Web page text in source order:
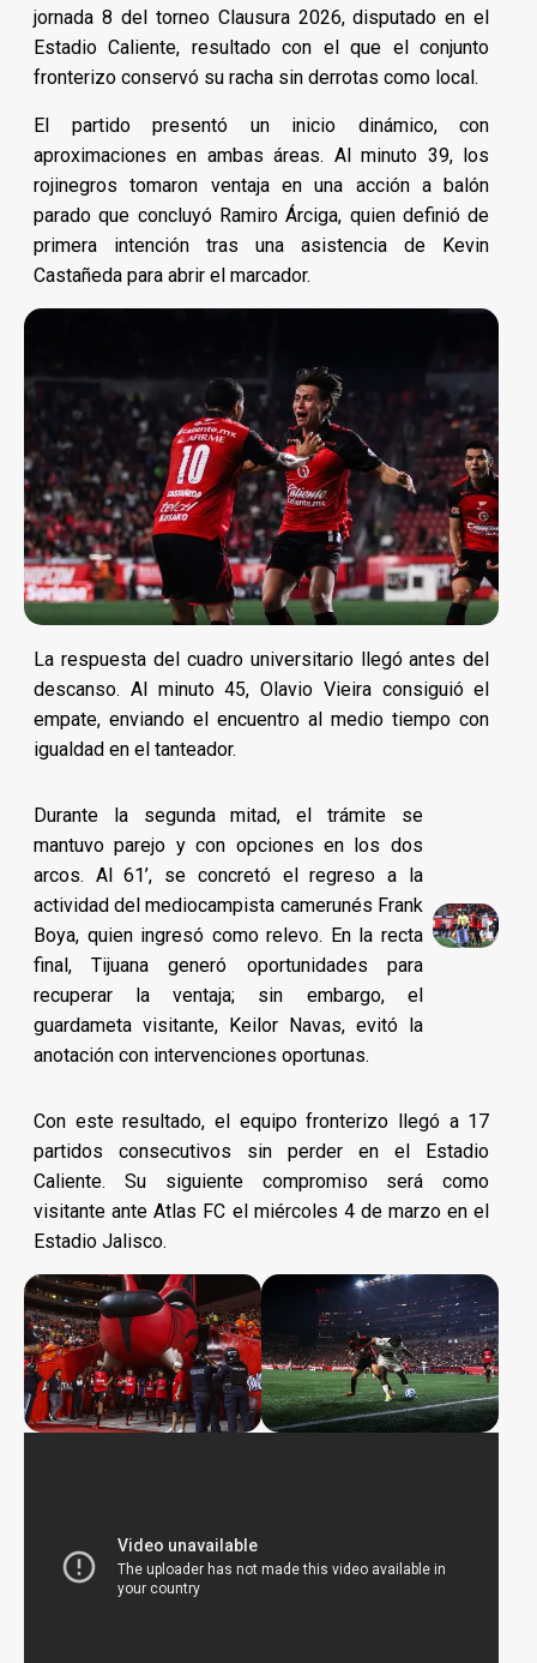
jornada 8 del torneo Clausura 2026, disputado en el
Estadio Caliente, resultado con el que el conjunto
fronterizo conservó su racha sin derrotas como local.
El partido presentó un inicio dinámico, con
aproximaciones en ambas áreas. Al minuto 39, los
rojinegros tomaron ventaja en una acción a balón
parado que concluyó Ramiro Árciga, quien definió de
primera intención tras una asistencia de Kevin
Castañeda para abrir el marcador.
La respuesta del cuadro universitario llegó antes del
descanso. Al minuto 45, Olavio Vieira consiguió el
empate, enviando el encuentro al medio tiempo con
igualdad en el tanteador.
Durante la segunda mitad, el trámite se
mantuvo parejo y con opciones en los dos
arcos. Al 61’, se concretó el regreso a la
actividad del mediocampista camerunés Frank
Boya, quien ingresó como relevo. En la recta
final, Tijuana generó oportunidades para
recuperar la ventaja; sin embargo, el
guardameta visitante, Keilor Navas, evitó la
anotación con intervenciones oportunas.
Con este resultado, el equipo fronterizo llegó a 17
partidos consecutivos sin perder en el Estadio
Caliente. Su siguiente compromiso será como
visitante ante Atlas FC el miércoles 4 de marzo en el
Estadio Jalisco.